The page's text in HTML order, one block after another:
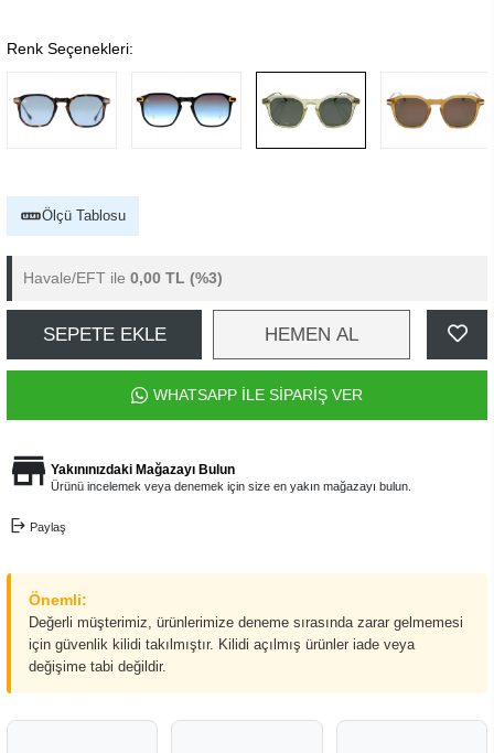
Renk Seçenekleri:
Ölçü Tablosu
Havale/EFT ile 0,00 TL (%3)
SEPETE EKLE HEMEN AL
WHATSAPP İLE SİPARİŞ VER
Yakınınızdaki Mağazayı Bulun
Ürünü incelemek veya denemek için size en yakın mağazayı bulun.
Paylaş
Önemli:
Değerli müşterimiz, ürünlerimize deneme sırasında zarar gelmemesi
için güvenlik kilidi takılmıştır. Kilidi açılmış ürünler iade veya
değişime tabi değildir.